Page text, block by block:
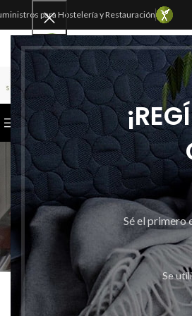
Sé el primero
Se
para Hostelería y Restauración
CATEGORÍAS
Inicio
VASOS, TAPAS Y TARRINAS DE PLASTICO
CAJA DE 500 VASOS